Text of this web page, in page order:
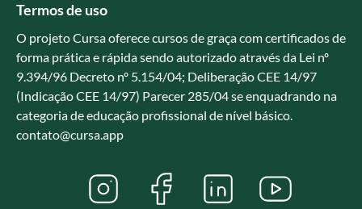
Termos de uso
O projeto Cursa oferece cursos de graça com certificados de
forma prática e rápida sendo autorizado através da Lei nº
9.394/96 Decreto nº 5.154/04; Deliberação CEE 14/97
(Indicação CEE 14/97) Parecer 285/04 se enquadrando na
categoria de educação profissional de nível básico.
contato@cursa.app